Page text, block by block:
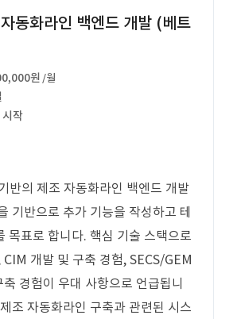
동화라인 백엔드 개발 (베트
원 /월
시작
반의 제조 자동화라인 백엔드 개발
기반으로 추가 기능을 작성하고 테
목표로 합니다. 핵심 기술 스택으로
개발 및 구축 경험, SECS/GEM
경험이 우대 사항으로 언급됩니
조 자동화라인 구축과 관련된 시스